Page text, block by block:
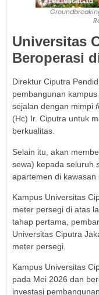
Universitas
Beroperasi
Direktur Ciputra
pembangunan
sejalan dengan mimpi
(Hc) Ir. Ciputra untuk
berkualitas.
Selain itu, akan
sewa) kepada seluruh
apartemen di kawasan
Kampus Universitas
meter persegi di atas
tahap pertama,
Universitas Ciputra
meter persegi.
Kampus Universitas
pada Mei 2026 dan
investasi